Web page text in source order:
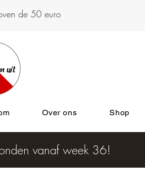
de 50 euro
Over ons Shop
vanaf week 36!